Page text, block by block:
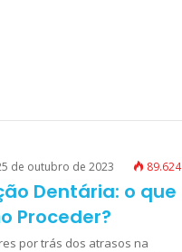
de outubro de 2023 89.624
Dentária: o que
Proceder?
por trás dos atrasos na